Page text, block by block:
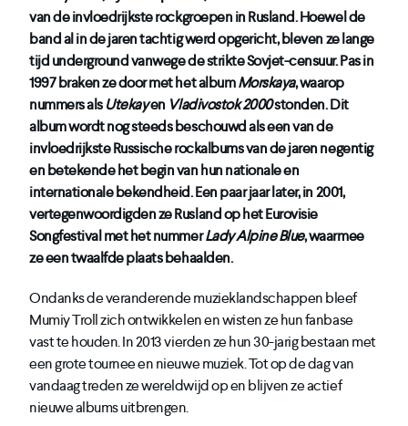
van de invloedrijkste rockgroepen in Rusland. Hoewel de
band al in de jaren tachtig werd opgericht, bleven ze lange
tijd underground vanwege de strikte Sovjet-censuur. Pas in
1997 braken ze door met het albumMorskaya, waarop
nummers alsUtekayen Vladivostok 2000stonden. Dit
album wordt nog steeds beschouwd als een van de
invloedrijkste Russische rockalbums van de jaren negentig
en betekende het begin van hun nationale en
internationale bekendheid. Een paar jaar later, in 2001,
vertegenwoordigden ze Rusland op het Eurovisie
Songfestival met het nummerLady Alpine Blue, waarmee
ze een twaalfde plaats behaalden.
Ondanks de veranderende muzieklandschappen bleef
Mumiy Troll zich ontwikkelen en wisten ze hun fanbase
vast te houden. In 2013 vierden ze hun 30-jarig bestaan met
een grote tournee en nieuwe muziek. Tot op de dag van
vandaag treden ze wereldwijd op en blijven ze actief
nieuwe albums uitbrengen.